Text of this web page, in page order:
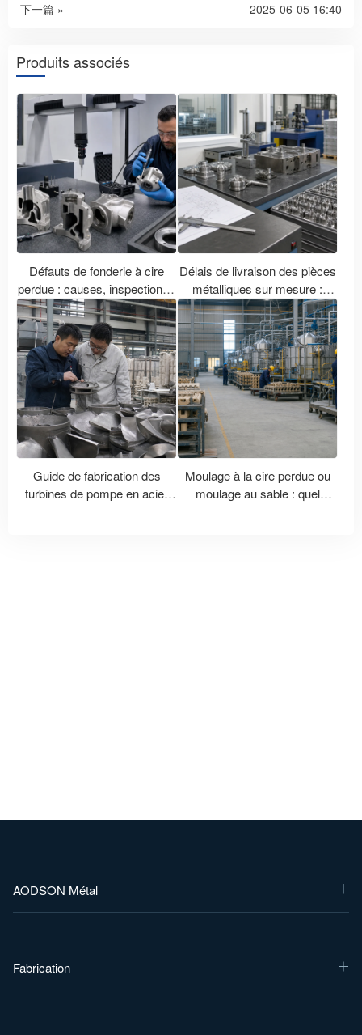
下一篇 » 2025-06-05 16:40
Produits associés
Défauts de fonderie à cire
perdue : causes, inspection et
prévention
Délais de livraison des pièces
métalliques sur mesure :
outillage, échantillons,
production et livraison
Guide de fabrication des
turbines de pompe en acier
Moulage à la cire perdue ou
moulage au sable : quel
AODSON Métal
Fabrication